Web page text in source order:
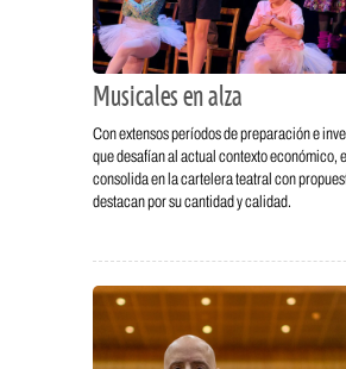
Musicales en alza
Con extensos períodos de preparación e
que desafían al actual contexto económico,
consolida en la cartelera teatral con
destacan por su cantidad y calidad.